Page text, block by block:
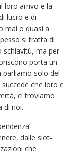
loro arrivo e la
lucro e di
mai o quasi a
si tratta di
ma per
porta un
parliamo solo del
che loro e
ci troviamo
di noi.
dalle slot-
che